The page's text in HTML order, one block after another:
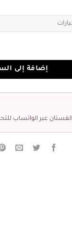
إضافة إلى
عبر الواتساب